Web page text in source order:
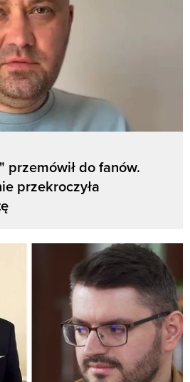
przemówił do fanów.
przekroczyła